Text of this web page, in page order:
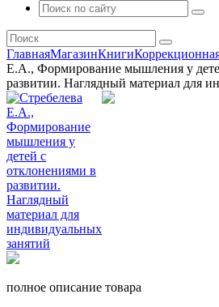
ГлавнаяМагазинКниги
Е.А., Формирование мышления у
развитии. Наглядный материал для
полное описание товара